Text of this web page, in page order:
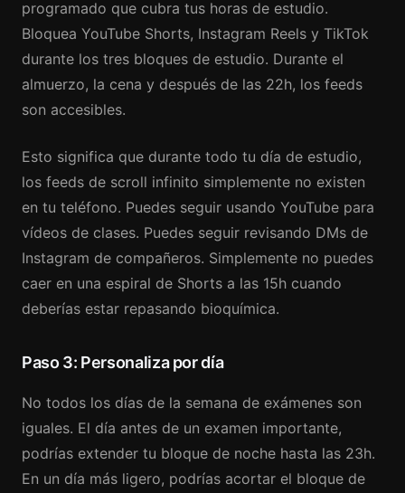
programado que cubra tus horas de estudio.
Bloquea YouTube Shorts, Instagram Reels y TikTok
durante los tres bloques de estudio. Durante el
almuerzo, la cena y después de las 22h, los feeds
son accesibles.
Esto significa que durante todo tu día de estudio,
los feeds de scroll infinito simplemente no existen
en tu teléfono. Puedes seguir usando YouTube para
vídeos de clases. Puedes seguir revisando DMs de
Instagram de compañeros. Simplemente no puedes
caer en una espiral de Shorts a las 15h cuando
deberías estar repasando bioquímica.
Paso 3: Personaliza por día
No todos los días de la semana de exámenes son
iguales. El día antes de un examen importante,
podrías extender tu bloque de noche hasta las 23h.
En un día más ligero, podrías acortar el bloque de